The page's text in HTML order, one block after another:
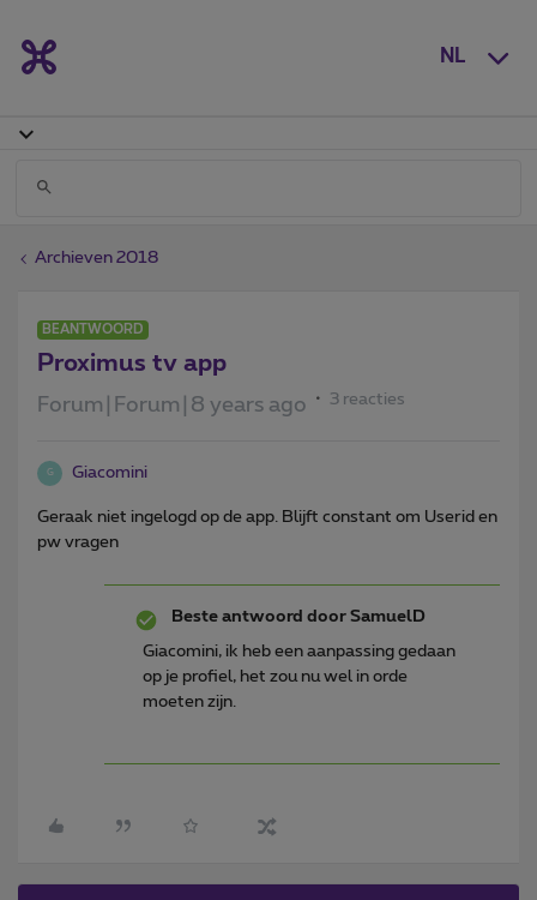
NL
Archieven 2018
BEANTWOORD
Proximus tv app
Forum|Forum|8 years ago 3 reacties
G Giacomini
Geraak niet ingelogd op de app. Blijft constant om Userid en
pw vragen
Beste antwoord door SamuelD
Giacomini, ik heb een aanpassing gedaan
op je profiel, het zou nu wel in orde
moeten zijn.